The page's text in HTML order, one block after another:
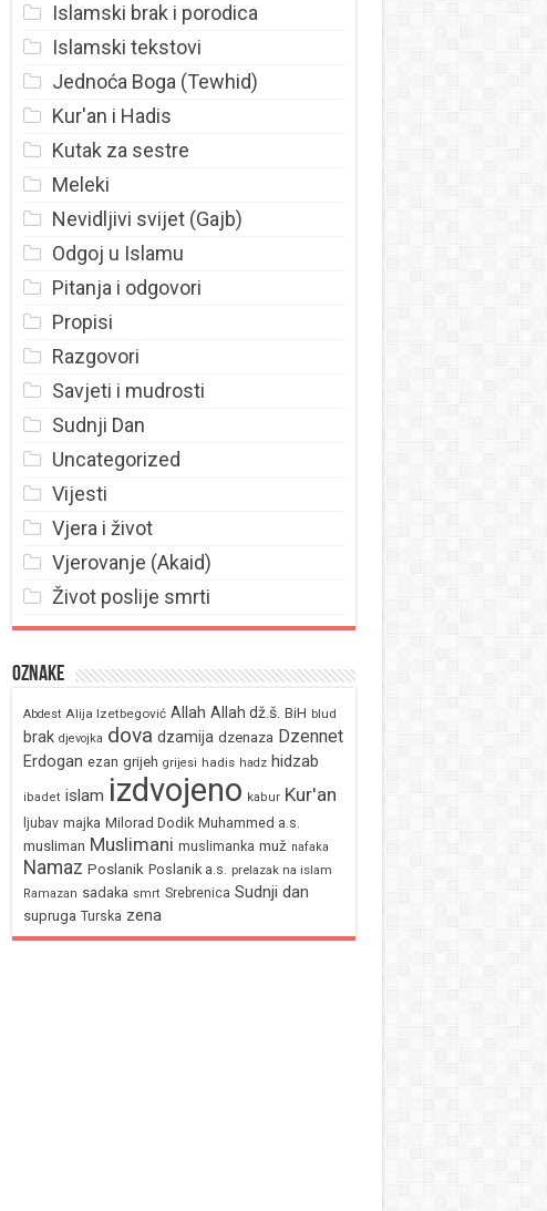
Islamski brak i porodica
Islamski tekstovi
Jednoća Boga (Tewhid)
Kur'an i Hadis
Kutak za sestre
Meleki
Nevidljivi svijet (Gajb)
Odgoj u Islamu
Pitanja i odgovori
Propisi
Razgovori
Savjeti i mudrosti
Sudnji Dan
Uncategorized
Vijesti
Vjera i život
Vjerovanje (Akaid)
Život poslije smrti
Oznake
Abdest Alija Izetbegović Allah Allah dž.š. BiH blud
brak djevojka dova dzamija dzenaza Dzennet
Erdogan ezan grijeh grijesi hadis hadz hidzab
ibadet islam izdvojeno kabur Kur'an
ljubav majka Milorad Dodik Muhammed a.s.
musliman Muslimani muslimanka muž nafaka
Namaz Poslanik Poslanik a.s. prelazak na islam
Ramazan sadaka smrt Srebrenica Sudnji dan
supruga Turska zena